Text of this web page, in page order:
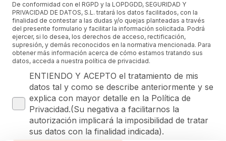
De conformidad con el RGPD y la LOPDGDD, SEGURIDAD Y
PRIVACIDAD DE DATOS, S.L. tratará los datos facilitados, con la
finalidad de contestar a las dudas y/o quejas planteadas a través
del presente formulario y facilitar la información solicitada. Podrá
ejercer, si lo desea, los derechos de acceso, rectificación,
supresión, y demás reconocidos en la normativa mencionada. Para
obtener más información acerca de cómo estamos tratando sus
datos, acceda a nuestra política de privacidad.
ENTIENDO Y ACEPTO el tratamiento de mis
datos tal y como se describe anteriormente y se
explica con mayor detalle en la Política de
Privacidad.(Su negativa a facilitarnos la
autorización implicará la imposibilidad de tratar
sus datos con la finalidad indicada).